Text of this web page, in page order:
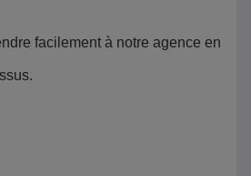
facilement à notre agence en